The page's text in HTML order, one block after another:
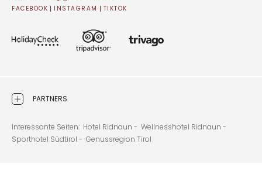
FACEBOOK
INSTAGRAM TIKTOK
PARTNERS
Interessante Seiten: Hotel Ridnaun - Wellnesshotel Ridnaun -
Sporthotel Südtirol - Genussregion Tirol